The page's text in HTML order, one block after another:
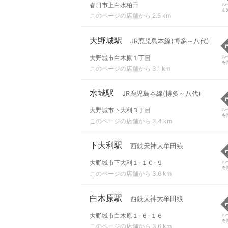
春日市上白水柏田
このページの店舗から 2.5 km
ル
を
大野城駅 JR鹿児島本線(博多～八代)
大野城市白木原１丁目
このページの店舗から 3.1 km
ル
を
水城駅 JR鹿児島本線(博多～八代)
大野城市下大利３丁目
このページの店舗から 3.4 km
ル
を
下大利駅 西鉄天神大牟田線
大野城市下大利１-１０-９
このページの店舗から 3.6 km
ル
を
白木原駅 西鉄天神大牟田線
大野城市白木原１-６-１６
このページの店舗から 3.6 km
ル
を